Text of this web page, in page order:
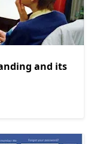
and its